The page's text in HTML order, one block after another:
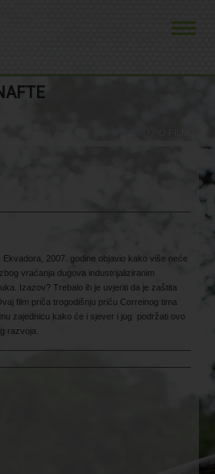
2007. godine objavio kako više neće
vraćanja dugova industrijaliziranim
Izazov? Trebalo ih je uvjeriti da je zaštita
film priča trogodišnju priču Correinog tima
zajednicu kako će i sjever i jug podržati ovo
razvoja.